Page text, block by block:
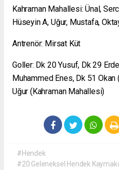
Kahraman Mahallesi: Ünal,
Hüseyin A, Uğur, Mustafa,
Antrenör: Mirsat Küt
Goller: Dk 20 Yusuf, Dk 29
Muhammed Enes, Dk 51 Okan
Uğur (Kahraman Mahallesi)
#Hendek
#20.Geleneksel Hendek